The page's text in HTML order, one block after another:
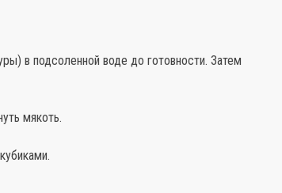
в подсоленной воде до готовности. Затем
мякоть.